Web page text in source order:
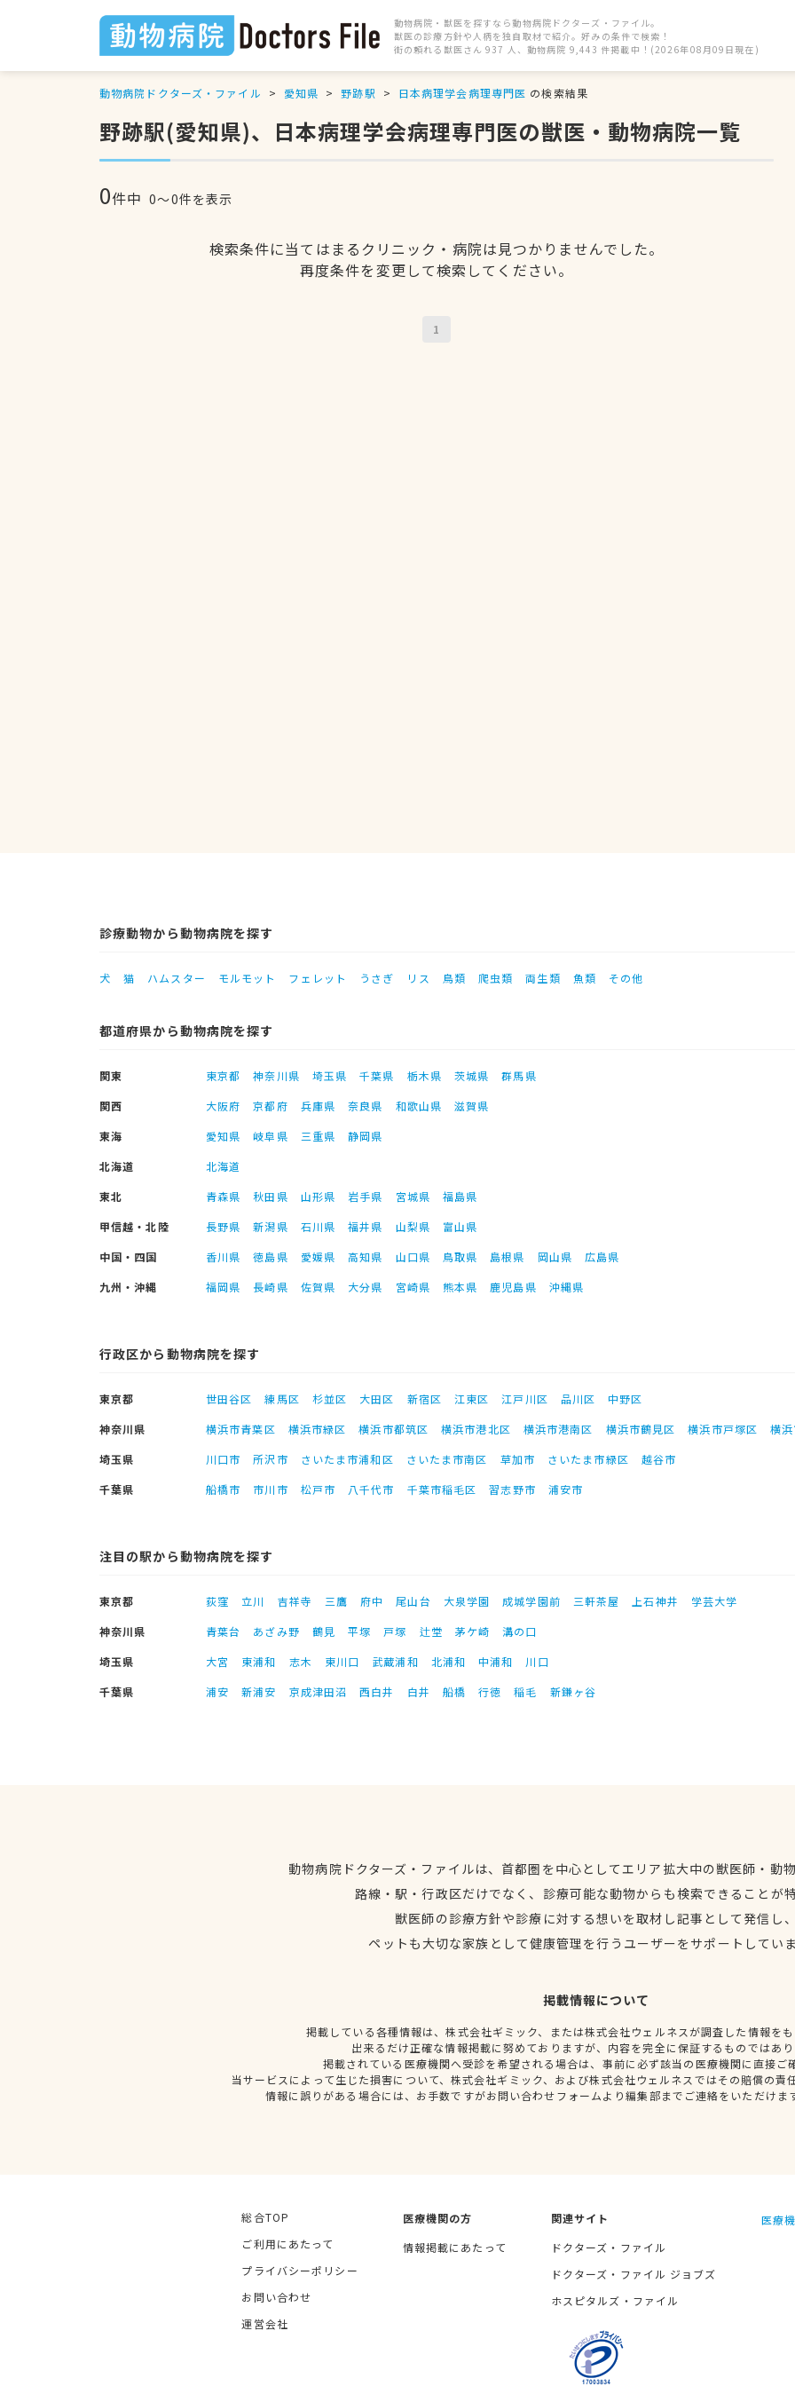
動物病院・獣医を探すなら動物病院ドクターズ・ファイル。
獣医の診療方針や人柄を独自取材で紹介。好みの条件で検索！
街の頼れる獣医さん 937 人、動物病院 9,443 件掲載中！(2026年08月09日現在)
動物病院ドクターズ・ファイル 愛知県 野跡駅 日本病理学会病理専門医 の検索結果
野跡駅(愛知県)、日本病理学会病理専門医の獣医・動物病院一覧
0件中 0〜0件を表示
検索条件に当てはまるクリニック・病院は見つかりませんでした。
再度条件を変更して検索してください。
1
診療動物から動物病院を探す
犬 猫 ハムスター モルモット フェレット うさぎ リス 鳥類 爬虫類 両生類 魚類 その他
都道府県から動物病院を探す
関東 東京都 神奈川県 埼玉県 千葉県 栃木県 茨城県
群馬県
関西
大阪府 京都府 兵庫県 奈良県 和歌山県
滋賀県
東海
愛知県 岐阜県 三重県
静岡県
北海道
北海道
東北
青森県 秋田県 山形県 岩手県 宮城県
福島県
甲信越・北陸
長野県 新潟県 石川県 福井県 山梨県
富山県
中国・四国
香川県 徳島県 愛媛県 高知県 山口県 鳥取県 島根県 岡山県
広島県
九州・沖縄
福岡県 長崎県 佐賀県 大分県 宮崎県 熊本県 鹿児島県 沖縄県
行政区から動物病院を探す
東京都 世田谷区 練馬区 杉並区 大田区 新宿区 江東区 江戸川区 品川区
中野区
神奈川県
横浜市青葉区 横浜市緑区 横浜市都筑区 横浜市港北区 横浜市港南区 横浜市鶴見区 横浜市戸塚区
横
埼玉県
川口市 所沢市 さいたま市浦和区 さいたま市南区 草加市 さいたま市緑区
越谷市
千葉県
船橋市 市川市 松戸市 八千代市 千葉市稲毛区 習志野市 浦安市
注目の駅から動物病院を探す
東京都 荻窪 立川 吉祥寺 三鷹 府中 尾山台 大泉学園 成城学園前 三軒茶屋 上石神井
学芸大学
神奈川県
青葉台 あざみ野 鶴見 平塚 戸塚 辻堂 茅ケ崎
溝の口
埼玉県
大宮 東浦和 志木 東川口 武蔵浦和 北浦和 中浦和
川口
千葉県
浦安 新浦安 京成津田沼 西白井 白井 船橋 行徳 稲毛 新鎌ヶ谷
動物病院ドクターズ・ファイルは、首都圏を中心としてエリア拡大中の獣医師・動
路線・駅・行政区だけでなく、診療可能な動物からも検索できることが
獣医師の診療方針や診療に対する想いを取材し記事として発信し
ペットも大切な家族として健康管理を行うユーザーをサポートしてい
掲載情報について
掲載している各種情報は、株式会社ギミック、または株式会社ウェルネスが調査した情報を
出来るだけ正確な情報掲載に努めておりますが、内容を完全に保証するものではあ
掲載されている医療機関へ受診を希望される場合は、事前に必ず該当の医療機関に直接ご
当サービスによって生じた損害について、株式会社ギミック、および株式会社ウェルネスではその賠償の責
情報に誤りがある場合には、お手数ですがお問い合わせフォームより編集部までご連絡をいただけま
総合TOP
ご利用にあたって
プライバシーポリシー
お問い合わせ
運営会社
医療機関の方
情報掲載にあたって
関連サイト
ドクターズ・ファイル
ドクターズ・ファイル ジョブズ
ホスピタルズ・ファイル
医療